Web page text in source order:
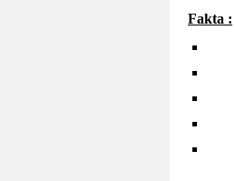
Fakta :